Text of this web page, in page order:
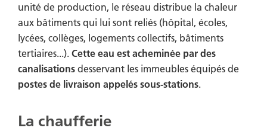
unité de production, le réseau distribue la chaleur
aux bâtiments qui lui sont reliés (hôpital, écoles,
lycées, collèges, logements collectifs, bâtiments
tertiaires...). Cette eau est acheminée par des
canalisations desservant les immeubles équipés de
postes de livraison appelés sous-stations.
La chaufferie